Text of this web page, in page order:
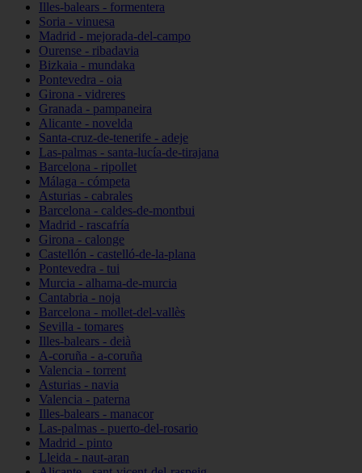
Illes-balears - formentera
Soria - vinuesa
Madrid - mejorada-del-campo
Ourense - ribadavia
Bizkaia - mundaka
Pontevedra - oia
Girona - vidreres
Granada - pampaneira
Alicante - novelda
Santa-cruz-de-tenerife - adeje
Las-palmas - santa-lucía-de-tirajana
Barcelona - ripollet
Málaga - cómpeta
Asturias - cabrales
Barcelona - caldes-de-montbui
Madrid - rascafría
Girona - calonge
Castellón - castelló-de-la-plana
Pontevedra - tui
Murcia - alhama-de-murcia
Cantabria - noja
Barcelona - mollet-del-vallès
Sevilla - tomares
Illes-balears - deià
A-coruña - a-coruña
Valencia - torrent
Asturias - navia
Valencia - paterna
Illes-balears - manacor
Las-palmas - puerto-del-rosario
Madrid - pinto
Lleida - naut-aran